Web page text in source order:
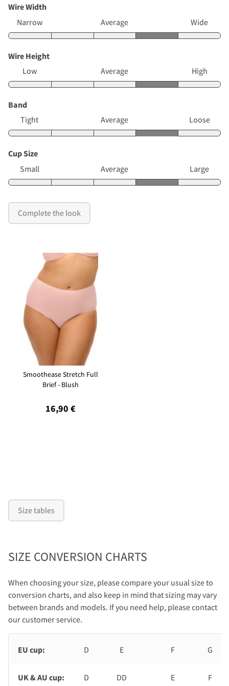
Wire Width
Narrow
Average Wide
Wire Height
Low
Average High
Band
Tight
Average Loose
Cup Size
Small
Average Large
Complete the look
Smoothease Stretch Full
Brief - Blush
16,90 €
Size tables
SIZE CONVERSION CHARTS
When choosing your size, please compare your usual size to
conversion charts, and also keep in mind that sizing may vary
between brands and models. If you need help, please contact
our customer service.
EU cup: D E F G
UK & AU cup: D DD E F